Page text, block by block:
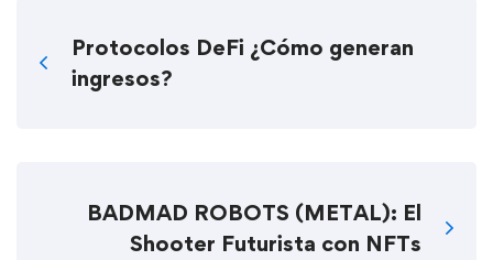
Protocolos DeFi ¿Cómo generan
ingresos?
BADMAD ROBOTS (METAL): El
Shooter Futurista con NFTs